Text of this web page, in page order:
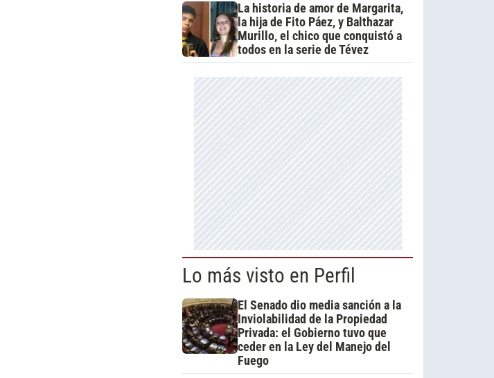
La historia de amor de Margarita,
la hija de Fito Páez, y Balthazar
Murillo, el chico que conquistó a
todos en la serie de Tévez
Lo más visto en Perfil
El Senado dio media sanción a la
Inviolabilidad de la Propiedad
Privada: el Gobierno tuvo que
ceder en la Ley del Manejo del
Fuego